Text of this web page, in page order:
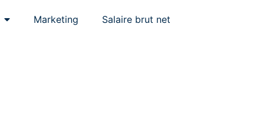
Marketing Salaire brut net